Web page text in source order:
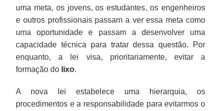
uma meta, os jovens, os estudantes, os engenheiros
e outros profissionais passam a ver essa meta como
uma oportunidade e passam a desenvolver uma
capacidade técnica para tratar dessa questão. Por
enquanto, a lei visa, prioritariamente, evitar a
formação do lixo.
A nova lei estabelece uma hierarquia, os
procedimentos e a responsabilidade para evitarmos o